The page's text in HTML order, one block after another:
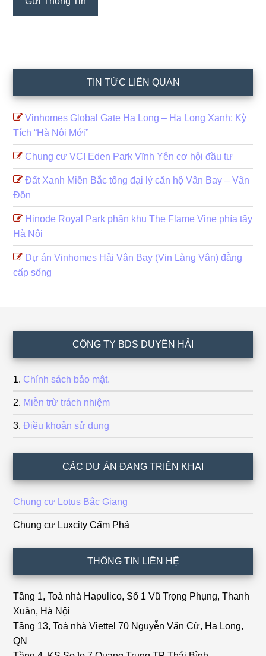
TIN TỨC LIÊN QUAN
Vinhomes Global Gate Hạ Long – Hạ Long Xanh: Kỳ
Tích “Hà Nội Mới”
Chung cư VCI Eden Park Vĩnh Yên cơ hội đầu tư
Đất Xanh Miền Bắc tổng đại lý căn hộ Vân Bay – Vân
Đồn
Hinode Royal Park phân khu The Flame Vine phía tây
Hà Nội
Dự án Vinhomes Hải Vân Bay (Vin Làng Vân) đẵng
cấp sống
CÔNG TY BDS DUYÊN HẢI
Chính sách bảo mật.
Miễn trừ trách nhiệm
Điều khoản sử dụng
CÁC DỰ ÁN ĐANG TRIỂN KHAI
Chung cư Lotus Bắc Giang
Chung cư Luxcity Cẩm Phả
THÔNG TIN LIÊN HỆ
Tầng 1, Toà nhà Hapulico, Số 1 Vũ Trọng Phụng, Thanh
Xuân, Hà Nội
Tầng 13, Toà nhà Viettel 70 Nguyễn Văn Cừ, Hạ Long,
QN